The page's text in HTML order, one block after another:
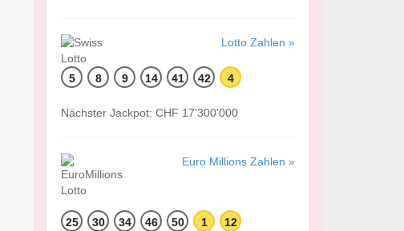
Lotto Zahlen »
5 8 9 14 41 42 4
Nächster Jackpot: CHF 17'300'000
Euro Millions Zahlen »
25 30 34 46 50 1 12